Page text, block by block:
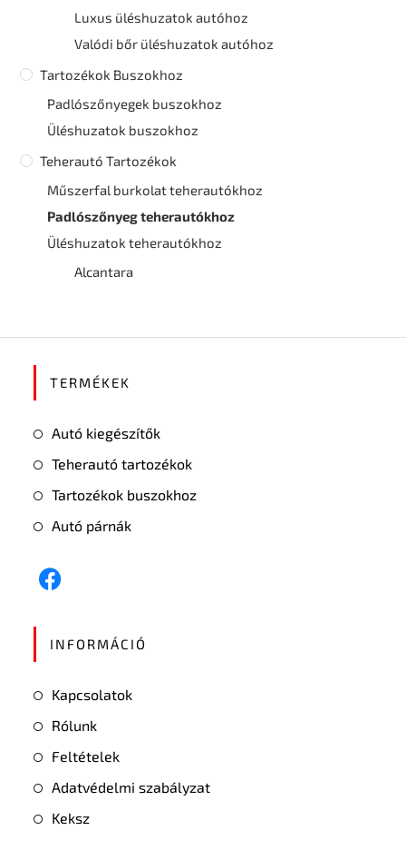
Luxus üléshuzatok autóhoz
Valódi bőr üléshuzatok autóhoz
Tartozékok Buszokhoz
Padlószőnyegek buszokhoz
Üléshuzatok buszokhoz
Teherautó Tartozékok
Műszerfal burkolat teherautókhoz
Padlószőnyeg teherautókhoz
Üléshuzatok teherautókhoz
Alcantara
TERMÉKEK
Autó kiegészítők
Teherautó tartozékok
Tartozékok buszokhoz
Autó párnák
INFORMÁCIÓ
Kapcsolatok
Rólunk
Feltételek
Adatvédelmi szabályzat
Keksz